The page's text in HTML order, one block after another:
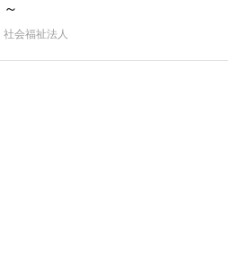
～
社会福祉法人